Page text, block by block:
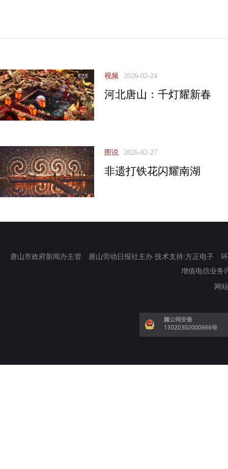
视频 2026-02-24
河北唐山：千灯耀新春
图说 2026-02-27
非遗打铁花闪耀南湖
唐山市政府新闻办主管 唐山劳动日报社主办 技术支持:方正电子
增值电信业务
网